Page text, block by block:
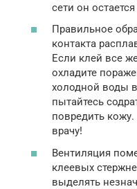
сети он
Правильное
контакта
Если клей все
охладите
холодной воды
пытайтесь
повредить
врачу!
Вентиляция
клеевых
выделять